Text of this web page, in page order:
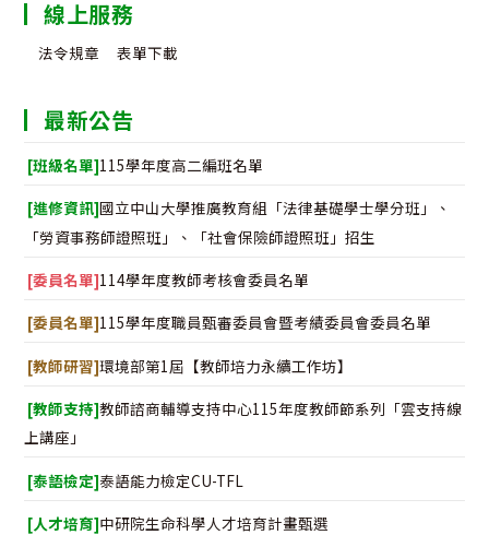
線上服務
法令規章 表單下載
最新公告
[班級名單]115學年度高二編班名單
[進修資訊]國立中山大學推廣教育組「法律基礎學士學分班」、
「勞資事務師證照班」、「社會保險師證照班」招生
[委員名單]114學年度教師考核會委員名單
[委員名單]115學年度職員甄審委員會暨考績委員會委員名單
[教師研習]環境部第1屆【教師培力永續工作坊】
[教師支持]教師諮商輔導支持中心115年度教師節系列「雲支持線
上講座」
[泰語檢定]泰語能力檢定CU-TFL
[人才培育]中研院生命科學人才培育計畫甄選